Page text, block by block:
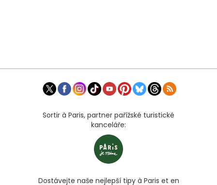
Sortir à Paris, partner pařížské turistické
kanceláře:
Dostávejte naše nejlepší tipy à Paris et en